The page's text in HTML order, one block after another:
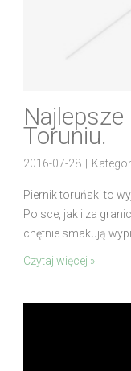
Toruniu.
2016-07-28
Piernik toruński to
Polsce, jak i za
chętnie smakują
Czytaj więcej »